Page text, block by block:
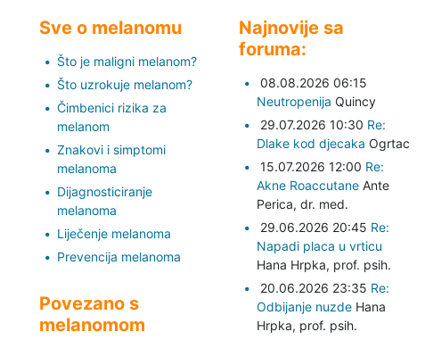
Sve o melanomu
Što je maligni melanom?
Što uzrokuje melanom?
Čimbenici rizika za
melanom
Znakovi i simptomi
melanoma
Dijagnosticiranje
melanoma
Liječenje melanoma
Prevencija melanoma
Povezano s
melanomom
Najnovije sa
foruma:
08.08.2026 06:15
Neutropenija Quincy
29.07.2026 10:30 Re:
Dlake kod djecaka Ogrtac
15.07.2026 12:00 Re:
Akne Roaccutane Ante
Perica, dr. med.
29.06.2026 20:45 Re:
Napadi placa u vrticu
Hana Hrpka, prof. psih.
20.06.2026 23:35 Re:
Odbijanje nuzde Hana
Hrpka, prof. psih.